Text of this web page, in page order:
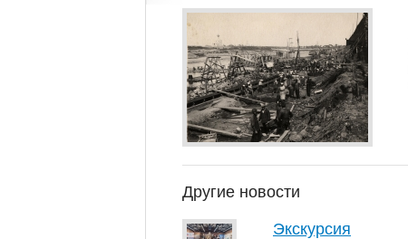
Другие новости
Экскурсия